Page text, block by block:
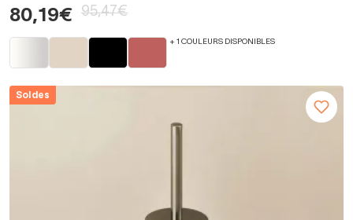
80,19€ 95,47€
+ 1 COULEURS DISPONIBLES
Soldes